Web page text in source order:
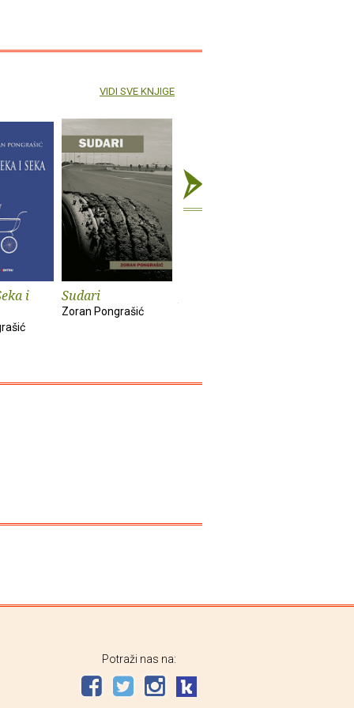
i
Sudari
Zoran Pongrašić
VIDI SVE KNJIGE
Potraži nas na: